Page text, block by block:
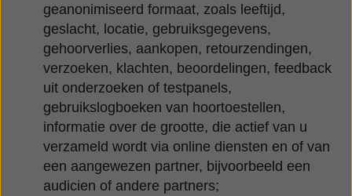
geanonimiseerd formaat, zoals leeftijd,
geslacht, locatie, gebruiksgegevens,
gehoorverlies, aankopen, retourzendingen,
verzoeken, klachten, beoordelingen, feedback
uit onderzoeken of testpanels,
gebruikslogboeken van hoortoestellen,
informatie over de grootte, die actief van u
verzameld wordt via online diensten en of van
een aangewezen partner, bijvoorbeeld een
audicien of andere partners;